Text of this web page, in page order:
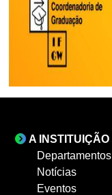
A INSTITUIÇÃO
Departamentos
Notícias
Eventos